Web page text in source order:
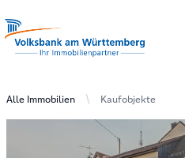
Your Company
Volksbank am Württemberg -
Alle Immobilien Kaufobjekte